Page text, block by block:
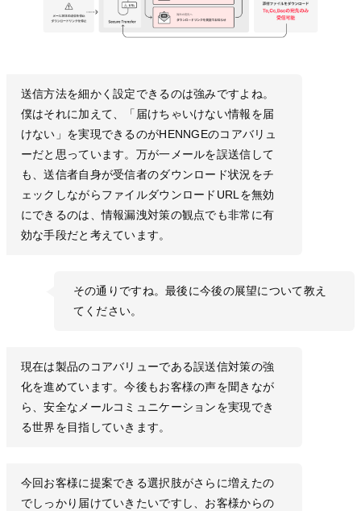
送信方法を細かく設定できるのは強みですよね。
僕はそれに加えて、「届けちゃいけない情報を届
けない」を実現できるのがHENNGEのコアバリュ
ーだと思っています。万が一メールを誤送信して
も、送信者自身が受信者のダウンロード状況をチ
ェックしながらファイルダウンロードURLを無効
にできるのは、情報漏洩対策の観点でも非常に有
効な手段だと考えています。
その通りですね。最後に今後の展望について教え
てください。
現在は製品のコアバリューである誤送信対策の強
化を進めています。今後もお客様の声を聞きなが
ら、安全なメールコミュニケーションを実現でき
る世界を目指していきます。
今回お客様に提案できる選択肢がさらに増えたの
でしっかり届けていきたいですし、お客様からの